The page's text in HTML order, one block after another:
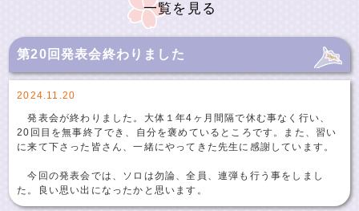
一覧を見る
第20回発表会終わりました
2024.11.20
発表会が終わりました。大体１年4ヶ月間隔で休む事なく行い、
20回目を無事終了でき、自分を褒めているところです。また、習い
に来て下さった皆さん、一緒にやってきた先生に感謝しています。
今回の発表会では、ソロは勿論、全員、連弾も行う事をしまし
た。良い思い出になったかと思います。